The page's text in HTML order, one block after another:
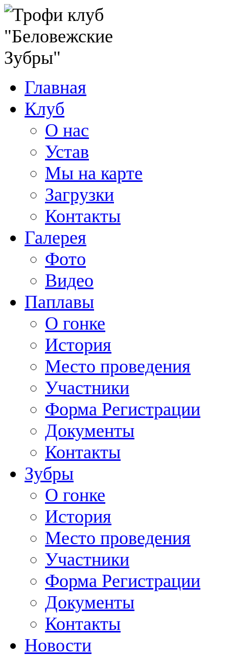
Главная
Клуб
О нас
Устав
Мы на карте
Загрузки
Контакты
Галерея
Фото
Видео
Паплавы
О гонке
История
Место проведения
Участники
Форма Регистрации
Документы
Контакты
Зубры
О гонке
История
Место проведения
Участники
Форма Регистрации
Документы
Контакты
Новости